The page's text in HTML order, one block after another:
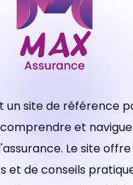
un site de référence
et
Le site
et de conseils